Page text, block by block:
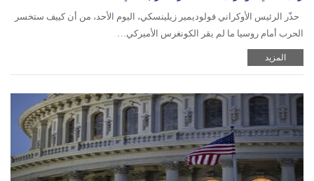
حذّر الرئيس الأوكراني فولوديمير زيلينسكي، اليوم الأحد، من أن كييف ستخسر
الحرب أمام روسيا ما لم يقر الكونغرس الأميركي…
المزيد